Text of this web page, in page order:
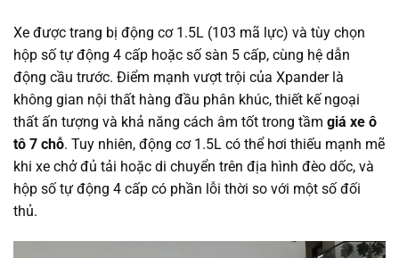
Xe được trang bị động cơ 1.5L (103 mã lực) và tùy chọn
hộp số tự động 4 cấp hoặc số sàn 5 cấp, cùng hệ dẫn
động cầu trước. Điểm mạnh vượt trội của Xpander là
không gian nội thất hàng đầu phân khúc, thiết kế ngoại
thất ấn tượng và khả năng cách âm tốt trong tầm giá xe ô
tô 7 chỗ. Tuy nhiên, động cơ 1.5L có thể hơi thiếu mạnh mẽ
khi xe chở đủ tải hoặc di chuyển trên địa hình đèo dốc, và
hộp số tự động 4 cấp có phần lỗi thời so với một số đối
thủ.